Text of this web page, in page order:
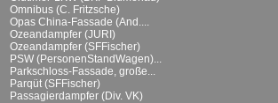
Omnibus (C. Fritzsche)
Opas China-Fassade (And....
Ozeandampfer (JURI)
Ozeandampfer (SFFischer)
PSW (PersonenStandWagen)...
Parkschloss-Fassade, große...
Parqüt (SFFischer)
Passagierdampfer (Div. VK)